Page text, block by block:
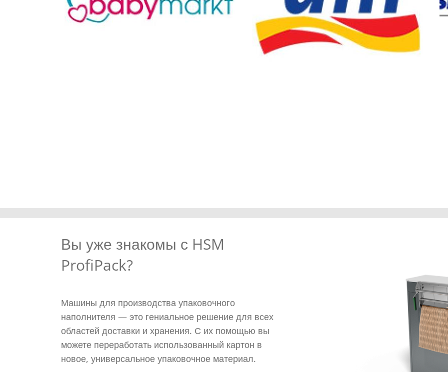
Вы уже знакомы с HSM
ProfiPack?
Машины для производства упаковочного
наполнителя — это гениальное решение для всех
областей доставки и хранения. С их помощью вы
можете переработать использованный картон в
новое, универсальное упаковочное материал.